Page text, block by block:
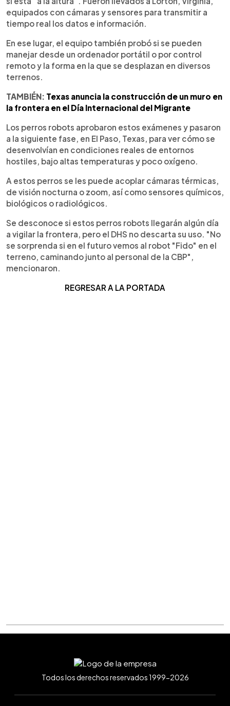
equipados con cámaras y sensores para transmitir a
tiempo real los datos e información.
En ese lugar, el equipo también probó si se pueden
manejar desde un ordenador portátil o por control
remoto y la forma en la que se desplazan en diversos
terrenos.
TAMBIÉN: Texas anuncia la construcción de un muro en
la frontera en el Día Internacional del Migrante
Los perros robots aprobaron estos exámenes y pasaron
a la siguiente fase, en El Paso, Texas, para ver cómo se
desenvolvían en condiciones reales de entornos
hostiles, bajo altas temperaturas y poco oxígeno.
A estos perros se les puede acoplar cámaras térmicas,
de visión nocturna o zoom, así como sensores químicos,
biológicos o radiológicos.
Se desconoce si estos perros robots llegarán algún día
a vigilar la frontera, pero el DHS no descarta su uso. "No
se sorprenda si en el futuro vemos al robot "Fido" en el
terreno, caminando junto al personal de la CBP",
mencionaron.
REGRESAR A LA PORTADA
Todos los derechos reservados 1999-2026